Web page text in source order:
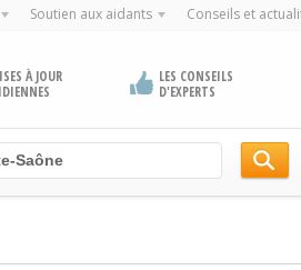
Soutien aux aidants Conseils et
À JOUR
LES CONSEILS
D'EXPERTS